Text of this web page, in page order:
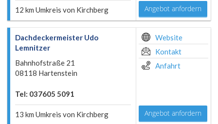
12 km Umkreis von Kirchberg Angebot anfordern
Dachdeckermeister Udo
Lemnitzer
Bahnhofstraße 21
08118 Hartenstein
Tel: 037605 5091
13 km Umkreis von Kirchberg
Website
Kontakt
Anfahrt
Angebot anfordern